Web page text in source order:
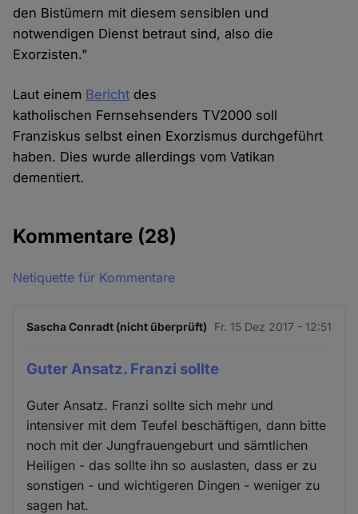
den Bistümern mit diesem sensiblen und
notwendigen Dienst betraut sind, also die
Exorzisten."
Laut einem Bericht des
katholischen Fernsehsenders TV2000 soll
Franziskus selbst einen Exorzismus durchgeführt
haben. Dies wurde allerdings vom Vatikan
dementiert.
Kommentare (28)
Netiquette für Kommentare
Sascha Conradt (nicht überprüft) Fr. 15 Dez 2017 - 12:51
Guter Ansatz. Franzi sollte
Guter Ansatz. Franzi sollte sich mehr und
intensiver mit dem Teufel beschäftigen, dann bitte
noch mit der Jungfrauengeburt und sämtlichen
Heiligen - das sollte ihn so auslasten, dass er zu
sonstigen - und wichtigeren Dingen - weniger zu
sagen hat.